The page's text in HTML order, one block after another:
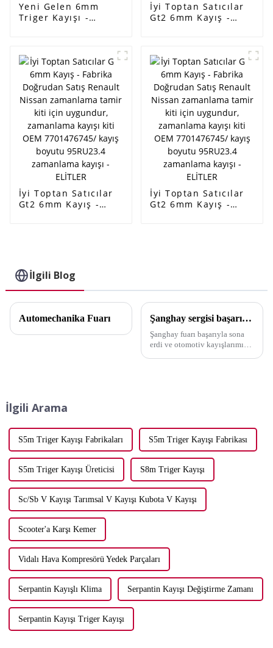
Yeni Gelen 6mm
Triger Kayışı -
alternatör kayışı
kauçuk transmisyon
kayışı EPDM orijinal
kalite RAMELMAN
kayışı
6PK1663/6PK1660 -
ELITES
İyi Toptan Satıcılar
Gt2 6mm Kayış -
OEM 8201069699
132RU27.4 Renault
otomatik motor
kayışı ramelman
kayışları - ELİTLER
İyi Toptan Satıcılar
Gt2 6mm Kayış -
kiti OEM
7701476745/ kayış
boyutu 95RU23.4
zamanlama kayışı -
ELİTLER
İyi Toptan Satıcılar
Gt2 6mm Kayış -
boyutu 95RU23.4
zamanlama kayışı -
ELİTLER
İlgili Blog
Automechanika Fuarı Şanghay sergisi başarıyla sona erdi
Şanghay fuarı başarıyla sona
erdi ve otomotiv kayışlarımız
İlgili Arama
S5m Triger Kayışı Fabrikaları S5m Triger Kayışı Fabrikası
S5m Triger Kayışı Üreticisi S8m Triger Kayışı
Sc/Sb V Kayışı Tarımsal V Kayışı Kubota V Kayışı
Scooter'a Karşı Kemer
Vidalı Hava Kompresörü Yedek Parçaları
Serpantin Kayışlı Klima Serpantin Kayışı Değiştirme Zamanı
Serpantin Kayışı Triger Kayışı